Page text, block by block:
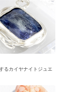
るカイヤナイトジュエ